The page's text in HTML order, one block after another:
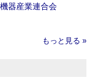
器産業連合会
もっと見る »